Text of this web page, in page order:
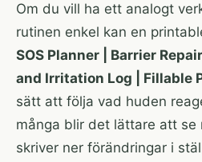
Om du vill ha ett analogt
rutinen enkel kan en
SOS Planner | Barrier
and Irritation Log | Fillable
sätt att följa vad huden
många blir det lättare att se
skriver ner förändringar i